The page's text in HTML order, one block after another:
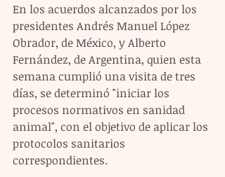
En los acuerdos alcanzados por los
presidentes Andrés Manuel López
Obrador, de México, y Alberto
Fernández, de Argentina, quien esta
semana cumplió una visita de tres
días, se determinó "iniciar los
procesos normativos en sanidad
animal", con el objetivo de aplicar los
protocolos sanitarios
correspondientes.